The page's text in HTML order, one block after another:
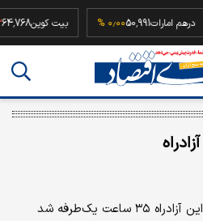
درهم امارات50,991 بیت کوین
آزادراه
این آزادراه ۳۵ ساعت یک‌طرفه شد